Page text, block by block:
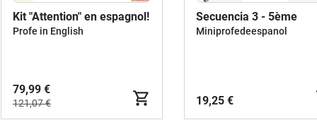
Kit "Attention" en espagnol!
Profe in English
79,99 €
121,07 €
Secuencia 3 - 5ème
Miniprofedeespanol
19,25 €